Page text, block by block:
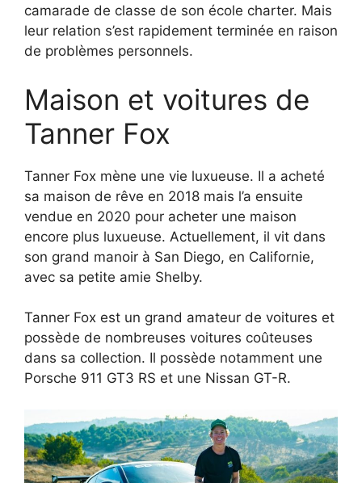
camarade de classe de son école charter. Mais
leur relation s’est rapidement terminée en raison
de problèmes personnels.
Maison et voitures de
Tanner Fox
Tanner Fox mène une vie luxueuse. Il a acheté
sa maison de rêve en 2018 mais l’a ensuite
vendue en 2020 pour acheter une maison
encore plus luxueuse. Actuellement, il vit dans
son grand manoir à San Diego, en Californie,
avec sa petite amie Shelby.
Tanner Fox est un grand amateur de voitures et
possède de nombreuses voitures coûteuses
dans sa collection. Il possède notamment une
Porsche 911 GT3 RS et une Nissan GT-R.